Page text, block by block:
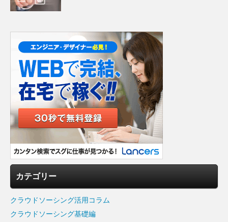
カテゴリー
クラウドソーシング活用コラム
クラウドソーシング基礎編